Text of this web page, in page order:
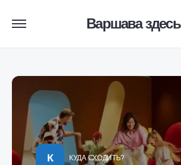
Варшава здесь
К КУДА СХОДИТЬ?